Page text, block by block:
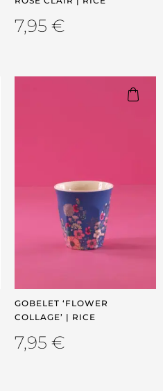
7,95 €
GOBELET ‘FLOWER
COLLAGE’ | RICE
7,95 €